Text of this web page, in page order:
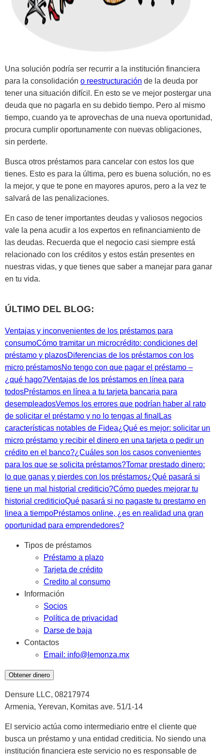
Una solución podría ser recurrir a la institución financiera
para la consolidación o reestructuración de la deuda por
tener una situación difícil. En esto se ve mejor postergar una
deuda que no pagarla en su debido tiempo. Pero al mismo
tiempo, cuando ya te aprovechas de una nueva oportunidad,
procura cumplir oportunamente con nuevas obligaciones,
sin perderte.
Busca otros préstamos para cancelar con estos los que
tienes. Esto es para la última, pero es buena solución, no es
la mejor, y que te pone en mayores apuros, pero a la vez te
salvará de las penalizaciones.
En caso de tener importantes deudas y valiosos negocios
vale la pena acudir a los expertos en refinanciamiento de
las deudas. Recuerda que el negocio casi siempre está
relacionado con los créditos y estos están presentes en
nuestras vidas, y que tienes que saber a manejar para ganar
en tu vida.
ÚLTIMO DEL BLOG:
Ventajas y inconvenientes de los préstamos para
consumoCómo tramitar un microcrédito: condiciones del
préstamo y plazosDiferencias de los préstamos con los
micro préstamosNo tengo con que pagar el préstamo –
¿qué hago?Ventajas de los préstamos en línea para
todosPréstamos en línea a tu tarjeta bancaria para
desempleadosVemos los errores que podrían haber al rato
de solicitar el préstamo y no lo tengas al final Las
características notables de Fidea¿Qué es mejor: solicitar un
micro préstamo y recibir el dinero en una tarjeta o pedir un
crédito en el banco?¿Cuáles son los casos convenientes
para los que se solicita préstamos?Tomar prestado dinero:
lo que ganas y pierdes con los préstamos¿Qué pasará si
tiene un mal historial crediticio?Cómo puedes mejorar tu
historial crediticioQué pasará si no pagaste tu prestamo en
linea a tiempoPréstamos online, ¿es en realidad una gran
oportunidad para emprendedores?
Tipos de préstamos
Préstamo a plazo
Tarjeta de crédito
Credito al consumo
Información
Socios
Política de privacidad
Darse de baja
Contactos
Email: info@lemonza.mx
Obtener dinero
Densure LLC, 08217974
Armenia, Yerevan, Komitas ave. 51/1-14
El servicio actúa como intermediario entre el cliente que
busca un préstamo y una entidad crediticia. No siendo una
institución financiera este servicio no es responsable de